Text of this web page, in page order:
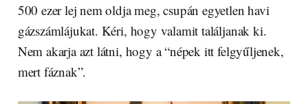
500 ezer lej nem oldja meg, csupán egyetlen havi
gázszámlájukat. Kéri, hogy valamit találjanak ki.
Nem akarja azt látni, hogy a “népek itt felgyűljenek,
mert fáznak”.